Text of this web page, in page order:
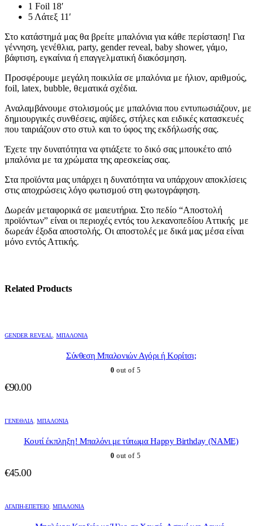
1 Foil 18′
5 Λάτεξ 11′
Στο κατάστημά μας θα βρείτε μπαλόνια για κάθε περίσταση! Για
γέννηση, γενέθλια, party, gender reveal, baby shower, γάμο,
βάφτιση, εγκαίνια ή επαγγελματική διακόσμηση.
Προσφέρουμε μεγάλη ποικιλία σε μπαλόνια με ήλιον, αριθμούς,
foil, latex, bubble, θεματικά σχέδια.
Αναλαμβάνουμε στολισμούς με μπαλόνια που εντυπωσιάζουν, με
δημιουργικές συνθέσεις, αψίδες, στήλες και ειδικές κατασκευές
που ταιριάζουν στο στυλ και το ύφος της εκδήλωσής σας.
Έχετε την δυνατότητα να φτιάξετε το δικό σας μπουκέτο από
μπαλόνια με τα χρώματα της αρεσκείας σας.
Στα προϊόντα μας υπάρχει η δυνατότητα να υπάρχουν αποκλίσεις
στις αποχρώσεις λόγο φωτισμού στη φωτογράφηση.
Δωρεάν μεταφορικά σε μαιευτήρια. Στο πεδίο “Αποστολή
προϊόντων” είναι οι περιοχές εντός του λεκανοπεδίου Αττικής με
δωρεάν έξοδα αποστολής. Οι αποστολές με δικά μας μέσα είναι
μόνο εντός Αττικής.
Related Products
GENDER REVEAL ΜΠΑΛΌΝΙΑ
Σύνθεση Μπαλονιών Αγόρι ή Κορίτσι;
0 out of 5
€90.00
ΓΕΝΈΘΛΙΑ ΜΠΑΛΌΝΙΑ
Κουτί έκπληξη! Μπαλόνι με τύπωμα Happy Birthday (NAME)
0 out of 5
€45.00
ΑΓΆΠΗ-ΕΠΈΤΕΙΟ ΜΠΑΛΌΝΙΑ